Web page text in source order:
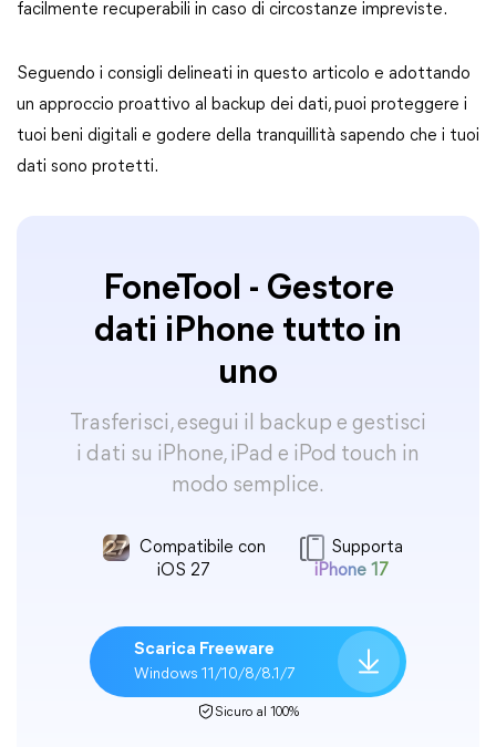
facilmente recuperabili in caso di circostanze impreviste.
Seguendo i consigli delineati in questo articolo e adottando
un approccio proattivo al backup dei dati, puoi proteggere i
tuoi beni digitali e godere della tranquillità sapendo che i tuoi
dati sono protetti.
FoneTool - Gestore
dati iPhone tutto in
uno
Trasferisci, esegui il backup e gestisci
i dati su iPhone, iPad e iPod touch in
modo semplice.
Compatibile con
iOS 27
Supporta
iPhone 17
Scarica Freeware
Windows 11/10/8/8.1/7
Sicuro al 100%